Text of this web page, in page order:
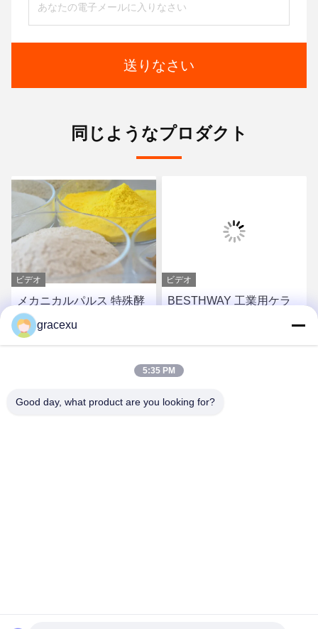
送りなさい
同じようなプロダクト
ビデオ
メカニカルパルス 特殊酵
素粉末と液体 ISO9001
ビデオ
BESTHWAY 工業用ケラ
gracexu
5:35 PM
Good day, what product are you looking for?